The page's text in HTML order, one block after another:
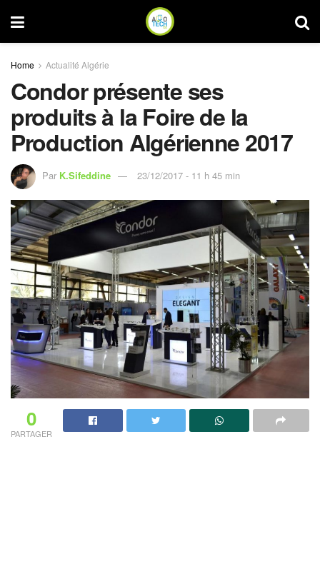
Home Actualité Algérie
Condor présente ses
produits à la Foire de la
Production Algérienne 2017
Par K.Sifeddine 23/12/2017 - 11 h 45 min
0
PARTAGER